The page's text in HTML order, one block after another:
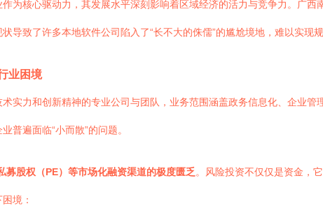
为核心驱动力，其发展水平深刻影响着区域经济的活力与竞争力。广
导致了许多本地软件公司陷入了“长不大的侏儒”的尴尬境地，难以实现
业困境
实力和创新精神的专业公司与团队，业务范围涵盖政务信息化、企业
普遍面临“小而散”的问题。
募股权（PE）等市场化融资渠道的极度匮乏 。风险投资不仅仅是资金，
境：